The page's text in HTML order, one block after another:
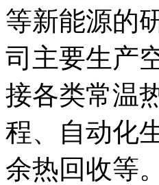
等新能源的
司主要生产
接各类常温
程、自动化
余热回收等